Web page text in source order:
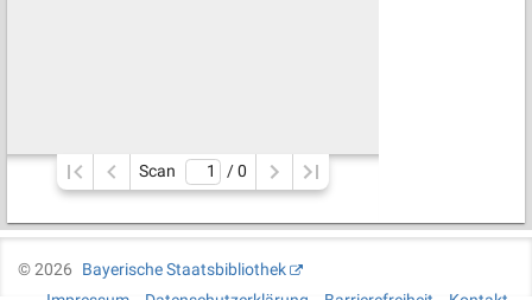
Scan / 0
©2026
Bayerische Staatsbibliothek